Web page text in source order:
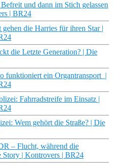
und dann im Stich gelassen
| BR24
die Harries für ihren Star |
die Letzte Generation? | Die
funktioniert ein Organtransport |
Fahrradstreife im Einsatz |
Wem gehört die Straße? | Die
– Flucht, während die
Story | Kontrovers | BR24